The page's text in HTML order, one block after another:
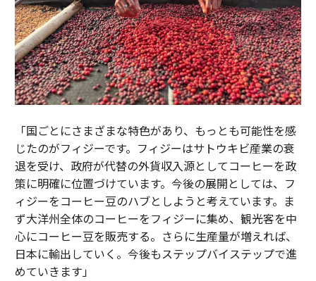
「国ごとにさまざまな特色があり、もっとも可能性を感
じたのがフィジーです。フィジーはサトウキビ産業の衰
退を受け、政府が代替の外貨収入源としてコーヒーを政
策に明確に位置づけています。今後の展開としては、フ
ィジーをコーヒー豆のハブとしようと考えています。ま
ず大洋州全体のコーヒーをフィジーに集め、観光客を中
心にコーヒー豆を販売する。さらに生産量が増えれば、
日本に輸出していく。今後もステップバイステップで進
めていきます」